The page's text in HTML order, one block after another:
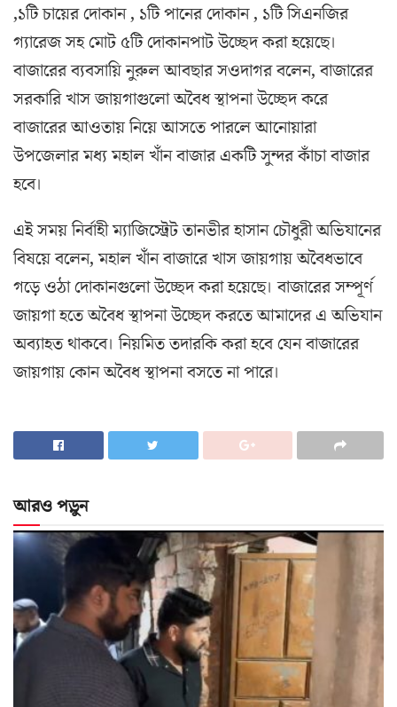
,১টি চায়ের দোকান , ১টি পানের দোকান , ১টি সিএনজির
গ্যারেজ সহ মোট ৫টি দোকানপাট উচ্ছেদ করা হয়েছে।
বাজারের ব্যবসায়ি নুরুল আবছার সওদাগর বলেন, বাজারের
সরকারি খাস জায়গাগুলো অবৈধ স্থাপনা উচ্ছেদ করে
বাজারের আওতায় নিয়ে আসতে পারলে আনোয়ারা
উপজেলার মধ্য মহাল খাঁন বাজার একটি সুন্দর কাঁচা বাজার
হবে।
এই সময় নির্বাহী ম্যাজিস্ট্রেট তানভীর হাসান চৌধুরী অভিযানের
বিষয়ে বলেন, মহাল খাঁন বাজারে খাস জায়গায় অবৈধভাবে
গড়ে ওঠা দোকানগুলো উচ্ছেদ করা হয়েছে। বাজারের সম্পূর্ণ
জায়গা হতে অবৈধ স্থাপনা উচ্ছেদ করতে আমাদের এ অভিযান
অব্যাহত থাকবে। নিয়মিত তদারকি করা হবে যেন বাজারের
জায়গায় কোন অবৈধ স্থাপনা বসতে না পারে।
আরও পড়ুন